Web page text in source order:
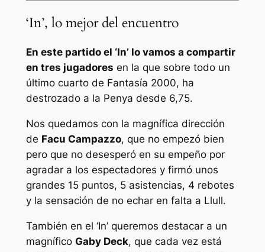
‘In’, lo mejor del encuentro
En este partido el ‘In’ lo vamos a compartir
en tres jugadores en la que sobre todo un
último cuarto de Fantasía 2000, ha
destrozado a la Penya desde 6,75.
Nos quedamos con la magnífica dirección
de Facu Campazzo, que no empezó bien
pero que no desesperó en su empeño por
agradar a los espectadores y firmó unos
grandes 15 puntos, 5 asistencias, 4 rebotes
y la sensación de no echar en falta a Llull.
También en el ‘In’ queremos destacar a un
magnífico Gaby Deck, que cada vez está